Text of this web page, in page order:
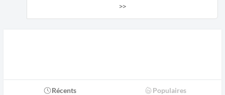
>>
Récents Populaires